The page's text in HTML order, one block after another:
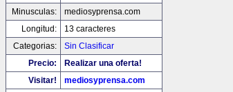
Minusculas:
mediosyprensa.com
Longitud:
13 caracteres
Categorias:
Sin Clasificar
Precio:
Realizar una oferta!
Visitar!
mediosyprensa.com